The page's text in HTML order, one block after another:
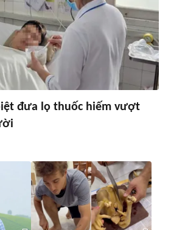
đưa lọ thuốc hiếm vượt